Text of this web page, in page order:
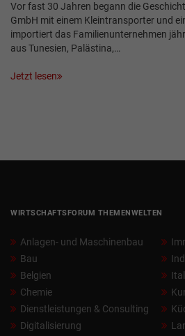
Vor fast 30 Jahren begann die
GmbH mit einem Kleintransporter und
importiert das Familienunternehmen
aus Tunesien, Palästina,…
Jetzt lesen
WIRTSCHAFTSFORUM THEMENWELTEN
Anlagen- und Maschinenbau
Bau
Belgien
Chemie
Dienstleistungen & Consulting
Digitalisierung